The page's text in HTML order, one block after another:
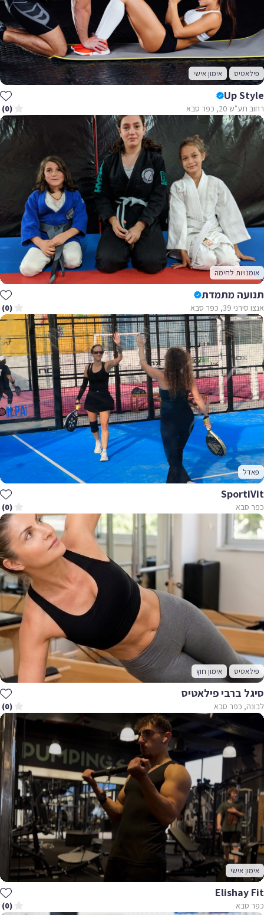
פילאטיס אימון אישי
Up Style
רחוב תע"ש 20, כפר סבא (0)
אומנויות לחימה
תנועה מתמדת
אנצו סירני 39, כפר סבא (0)
פאדל
SportiVit
כפר סבא (0)
פילאטיס אימון חוץ
סיגל ברבי פילאטיס
לבונה, כפר סבא (0)
אימון אישי
Elishay Fit
כפר סבא (0)